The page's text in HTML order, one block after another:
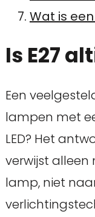
Wat is een
Is E27
Een
lampen met
LED? Het
verwijst
lamp, niet